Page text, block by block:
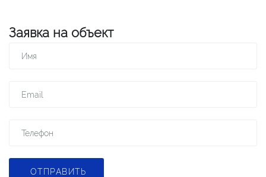
Заявка на объект
ОТПРАВИТЬ